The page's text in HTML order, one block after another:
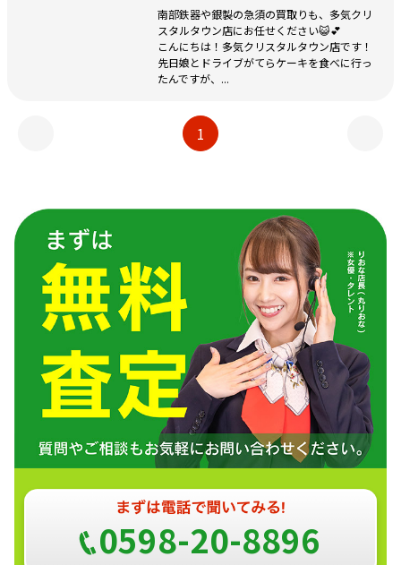
南部鉄器や銀製の急須の買取りも、多気クリ
スタルタウン店にお任せください😺💕
こんにちは！多気クリスタルタウン店です！
先日娘とドライブがてらケーキを食べに行っ
たんですが、...
1
0598-20-8896